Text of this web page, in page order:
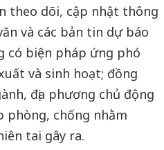
theo dõi, cập nhật thông
và các bản tin dự báo
có biện pháp ứng phó
và sinh hoạt; đồng
địa phương chủ động
phòng, chống nhằm
tai gây ra.